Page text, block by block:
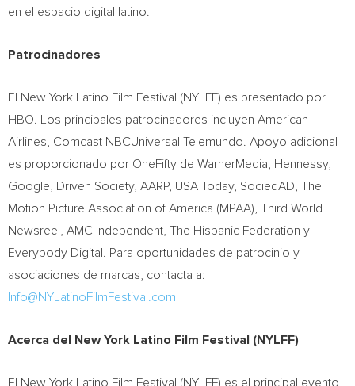
en el espacio digital latino.
Patrocinadores
El New York Latino Film Festival (NYLFF) es presentado por
HBO. Los principales patrocinadores incluyen American
Airlines, Comcast NBCUniversal Telemundo. Apoyo adicional
es proporcionado por OneFifty de WarnerMedia, Hennessy,
Google, Driven Society, AARP, USA Today, SociedAD, The
Motion Picture Association of America (MPAA), Third World
Newsreel, AMC Independent, The Hispanic Federation y
Everybody Digital. Para oportunidades de patrocinio y
asociaciones de marcas, contacta a:
Info@NYLatinoFilmFestival.com
Acerca del New York Latino Film Festival (NYLFF)
El New York Latino Film Festival (NYLFF) es el principal evento